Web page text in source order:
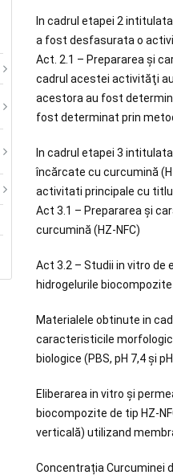
In cadrul etapei 2
a fost desfasurata o
Act. 2.1 – Prepararea și
cadrul acestei activităţi
acestora au fost
fost determinat prin
In cadrul etapei 3
încărcate cu curcumină
activitati principale cu
Act 3.1 – Prepararea și
curcumină (HZ-NFC)
Act 3.2 – Studii in vitro de
hidrogelurile biocompozite
Materialele obtinute in
caracteristicile
biologice (PBS, pH 7,4 și
Eliberarea in vitro și
biocompozite de tip HZ-
verticală) utilizand
Concentrația Curcuminei